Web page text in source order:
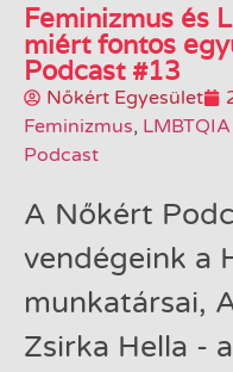
Feminizmus és
miért fontos
Podcast #13
Nőkért Egyesület
Feminizmus, LMBTQIA
Podcast
A Nőkért
vendégeink a
munkatársai,
Zsirka Hella -